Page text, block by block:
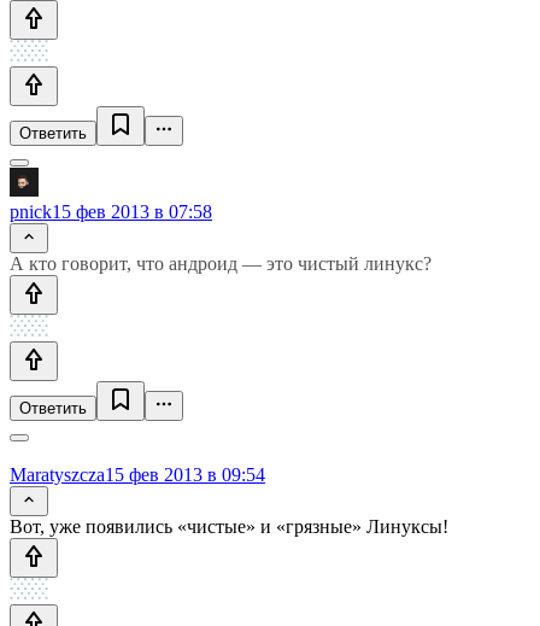
Ответить
pnick15 фев 2013 в 07:58
А кто говорит, что андроид — это чистый линукс?
Ответить
Maratyszcza15 фев 2013 в 09:54
Вот, уже появились «чистые» и «грязные» Линуксы!